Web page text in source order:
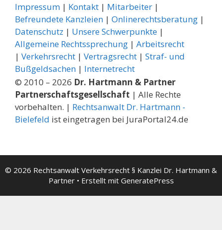
Impressum | Kontakt | Mitarbeiter |
Befreundete Kanzleien | Onlinerechtsberatung |
Datenschutz | Unsere Schwerpunkte |
Allgemeine Rechtssprechung | ­ Arbeitsrecht
| Verkehrsrecht | Vertragsrecht | Straf- und
Bußgeldsachen | Internetrecht
© 2010 – 2026 Dr. Hartmann & Partner
Partnerschaftsgesellschaft | Alle Rechte
vorbehalten. | Rechtsanwalt Dr. Hartmann -
Bielefeld ist eingetragen bei JuraPortal24.de
© 2026 Rechtsanwalt Verkehrsrecht § Kanzlei Dr. Hartmann &
Partner• Erstellt mit GeneratePress